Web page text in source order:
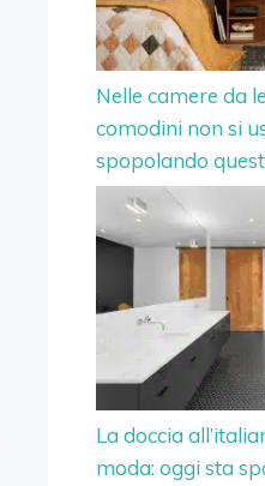
Nelle camere da
comodini non si
spopolando
La doccia
moda: oggi sta